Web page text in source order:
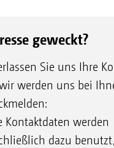
geweckt?
Sie uns Ihre
werden uns bei
Kontaktdaten werden
dazu